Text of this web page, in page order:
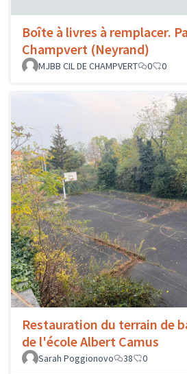
Boîte à livres à remplacer.
Champvert (Neyrand)
MJBB CIL DE CHAMPVERT
0 0
Restauration du terrain de
de l'école Albert Camus
Sarah Poggionovo
38 0